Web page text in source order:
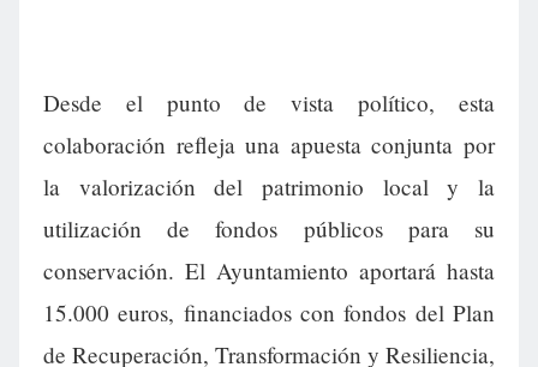
Desde el punto de vista político, esta
colaboración refleja una apuesta conjunta por
la valorización del patrimonio local y la
utilización de fondos públicos para su
conservación. El Ayuntamiento aportará hasta
15.000 euros, financiados con fondos del Plan
de Recuperación, Transformación y Resiliencia,